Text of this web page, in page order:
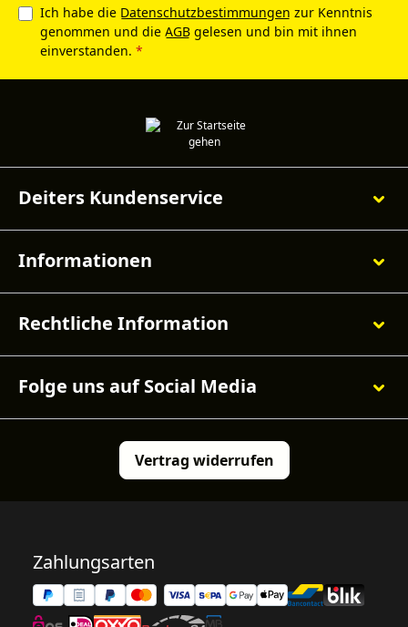
Ich habe die Datenschutzbestimmungen zur Kenntnis
genommen und die AGB gelesen und bin mit ihnen
einverstanden. *
Deiters Kundenservice
Informationen
Rechtliche Information
Folge uns auf Social Media
Vertrag widerrufen
Zahlungsarten